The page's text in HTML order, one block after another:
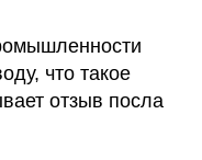
что такое
отзыв посла